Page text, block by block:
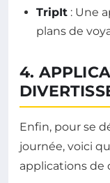
TripIt : Une
plans de
4.
Enfin, pour se
journée, voici
applications de